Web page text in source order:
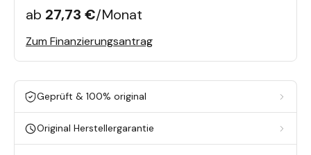
ab 27,73 €/Monat
Zum Finanzierungsantrag
Geprüft & 100% original
Original Herstellergarantie